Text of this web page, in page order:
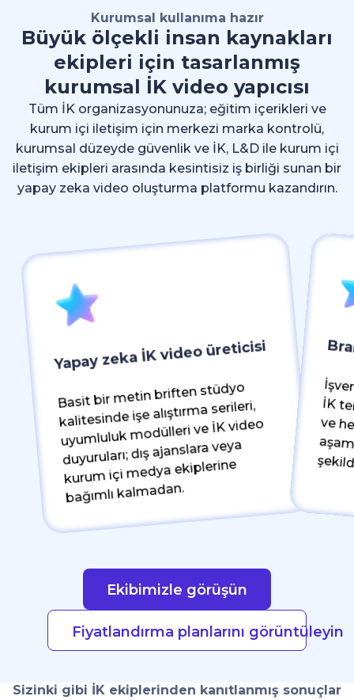
Kurumsal kullanıma hazır
Büyük ölçekli insan kaynakları
ekipleri için tasarlanmış
kurumsal İK video yapıcısı
Tüm İK organizasyonunuza; eğitim içerikleri ve
kurum içi iletişim için merkezi marka kontrolü,
kurumsal düzeyde güvenlik ve İK, L&D ile kurum içi
iletişim ekipleri arasında kesintisiz iş birliği sunan bir
yapay zeka video oluşturma platformu kazandırın.
Yapay zeka İK video üreticisi
Basit bir metin briften stüdyo
kalitesinde işe alıştırma serileri,
uyumluluk modülleri ve İK video
duyuruları; dış ajanslara veya
kurum içi medya ekiplerine
bağımlı kalmadan.
İşveren
aşamasında
Ekibimizle görüşün
Fiyatlandırma planlarını görüntüleyin
Sizinki gibi İK ekiplerinden kanıtlanmış sonuçlar